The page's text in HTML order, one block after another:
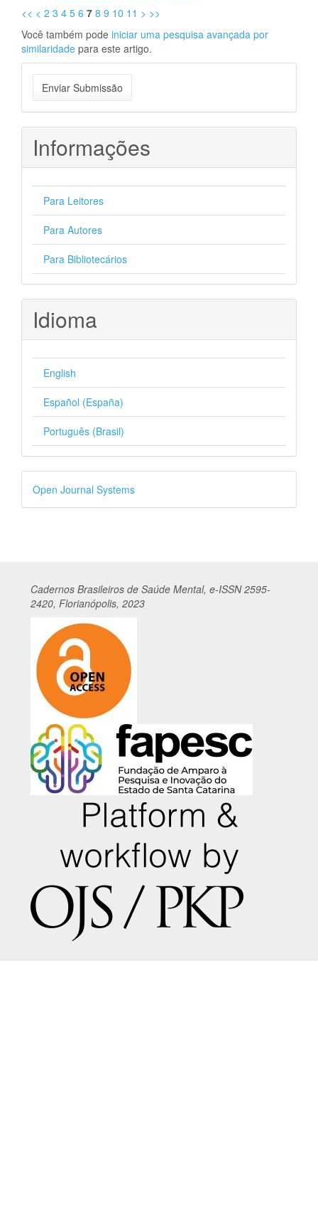
<< < 2 3 4 5 6 7 8 9 10 11 > >>
Você também pode iniciar uma pesquisa avançada por
similaridade para este artigo.
Enviar
Submissão
Enviar Submissão
Informações
Para Leitores
Para Autores
Para Bibliotecários
Idioma
English
Español (España)
Português (Brasil)
Desenvolvido
por
Open Journal Systems
Cadernos Brasileiros de Saúde Mental, e-ISSN 2595-
2420, Florianópolis, 2023